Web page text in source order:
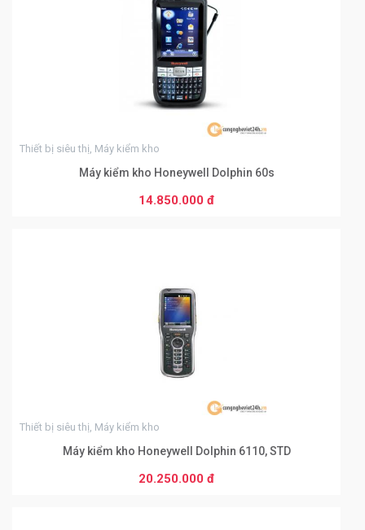
Thiết bị siêu thị, Máy kiểm kho
Máy kiểm kho Honeywell Dolphin 60s
14.850.000 đ
THÊM VÀO GIỎ HÀNG
Thiết bị siêu thị, Máy kiểm kho
Máy kiểm kho Honeywell Dolphin 6110, STD
20.250.000 đ
THÊM VÀO GIỎ HÀNG